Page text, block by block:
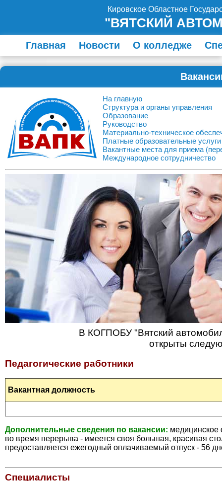
Кировское Областное
"ВЯТСКИЙ
Главная Новости О колледже
На главную
Структура и органы управления
Образование
Руководство
Материально-техническое
Платные образовательные услуги
Вакантные места для приема
Международное сотрудничество
В КОГПОБУ "Вятский
открыты
Педагогические работники
Вакантная должность
Дополнительные сведения по вакансии:
во время перерыва - имеется своя большая, красивая
предоставляется ежегодный оплачиваемый отпуск - 56
Специалисты